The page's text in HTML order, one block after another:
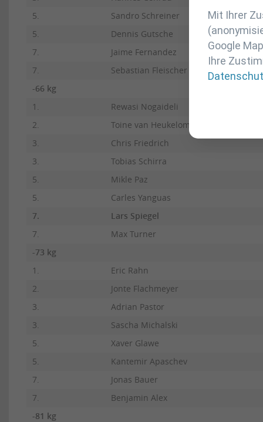
5.
Sandro Schreiner
5.
Dennis Gutsche
7.
Jaime Fernandez
7.
Sebastian Fleischer
-66 kg
1.
Rewasi Nogaideli
2.
Toine van Heukelom
3.
Chris Friedrich
3.
Tobias Schirra
5.
Mikle Paz
5.
Carles Yanguas
7.
Lars Spiegel
7.
Max Turner
-73 kg
1.
Eric Rahn
2.
Jonte Flachmeyer
3.
Adrian Pastor
3.
Sascha Michalski
5.
Xaver Glawe
5.
Kantemir Apaschev
7.
Jonas Bauer
7.
Benjamin Alex
-81 kg
Mit Ihrer
Google
Ihre